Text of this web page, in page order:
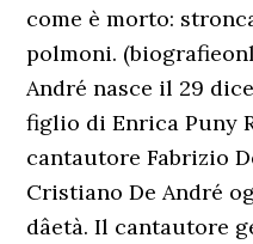
come è morto:
polmoni.
André nasce il 29
figlio di Enrica Puny
cantautore Fabrizio
Cristiano De André
dâetà. Il cantautore